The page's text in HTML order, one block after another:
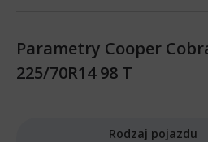
Parametry Cooper
225/70R14 98 T
Rodzaj pojazdu